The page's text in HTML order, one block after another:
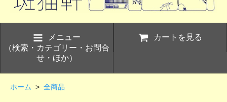
メニュー
（検索・カテゴリー・お問合
せ・ほか）
カートを見る
ホーム > 全商品